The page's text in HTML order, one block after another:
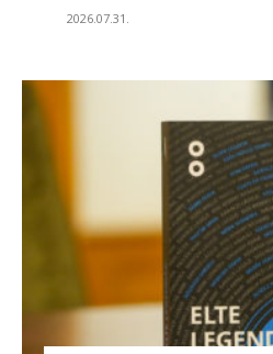
2026.07.31.